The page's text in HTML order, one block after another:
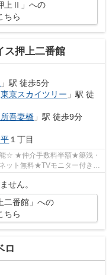
上Ⅱ」への
ちら
ス押上二番館
」駅 徒歩5分
東京スカイツリー 」駅 徒
吾妻橋 」駅 徒歩9分
１丁目
☆ ★仲介手数料半額★築浅・
ト無料★TVモニター付きオ
洗...
せん。
二番館」への
ちら
ロ